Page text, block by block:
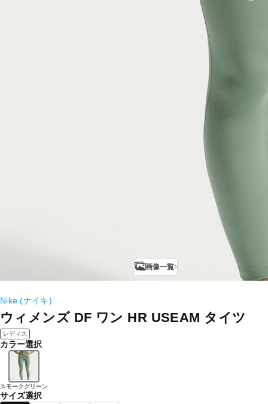
画像一覧
Nike (ナイキ)
ウィメンズ DF ワン HR USEAM タイツ
レディス
カラー選択
スモークグリーン
サイズ選択